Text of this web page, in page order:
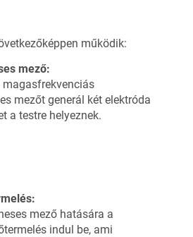
működik:
mező:
magasfrekvenciás
mezőt generál két elektróda
a testre helyeznek.
mező hatására a
indul be, ami